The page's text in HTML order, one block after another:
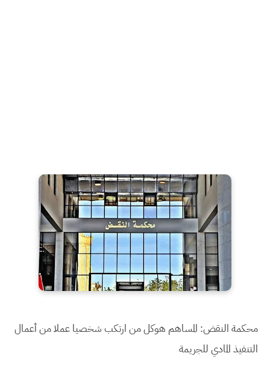
محكمة النقض: المساهم هوكل من ارتكب شخصيا عملا من أعمال
التنفيذ المادي للجريمة